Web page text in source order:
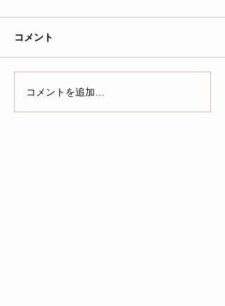
コメント
コメントを追加…